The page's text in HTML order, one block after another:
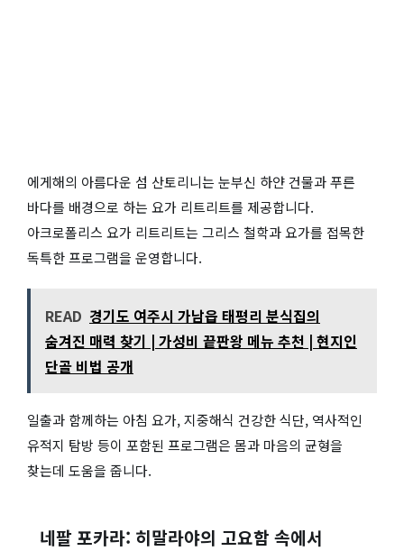
에게해의 아름다운 섬 산토리니는 눈부신 하얀 건물과 푸른
바다를 배경으로 하는 요가 리트리트를 제공합니다.
아크로폴리스 요가 리트리트는 그리스 철학과 요가를 접목한
독특한 프로그램을 운영합니다.
READ 경기도 여주시 가남읍 태평리 분식집의
숨겨진 매력 찾기 | 가성비 끝판왕 메뉴 추천 | 현지인
단골 비법 공개
일출과 함께하는 아침 요가, 지중해식 건강한 식단, 역사적인
유적지 탐방 등이 포함된 프로그램은 몸과 마음의 균형을
찾는데 도움을 줍니다.
네팔 포카라: 히말라야의 고요함 속에서